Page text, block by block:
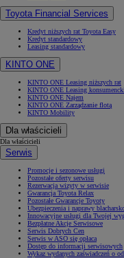
Toyota Financial Services
Kredyt niższych rat Toyota Easy
Kredyt standardowy
Leasing standardowy
KINTO ONE
KINTO ONE Leasing niższych rat
KINTO ONE Leasing konsumencki
KINTO ONE Najem
KINTO ONE Zarządzanie flotą
KINTO Mobility
Dla właścicieli
Dla właścicieli
Serwis
Promocje i sezonowe usługi
Pozostałe oferty serwisu
Rezerwacja wizyty w serwisie
Gwarancja Toyota Relax
Pozostałe Gwarancje Toyoty
Ubezpieczenia i naprawy
Innowacyjne usługi dla Twojej
Bezpłatne Akcje Serwisowe
Serwis Dobrych Cen
Serwis w ASO się opłaca
Dostęp do informacji serwisowych
Wykaz wydanych zaświadczeń o